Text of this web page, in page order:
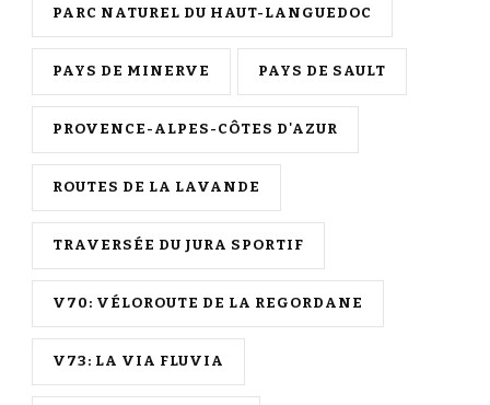
PARC NATUREL DU HAUT-LANGUEDOC
PAYS DE MINERVE PAYS DE SAULT
PROVENCE-ALPES-CÔTES D'AZUR
ROUTES DE LA LAVANDE
TRAVERSÉE DU JURA SPORTIF
V70: VÉLOROUTE DE LA REGORDANE
V73: LA VIA FLUVIA